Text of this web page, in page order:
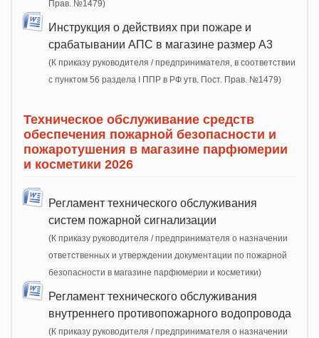
Прав. №1479)
Инструкция о действиях при пожаре и
срабатывании АПС в магазине размер А3
(К приказу руководителя / предпринимателя, в соответствии
с пунктом 56 раздела I ППР в РФ утв. Пост. Прав. №1479)
Техническое обслуживание средств
обеспечения пожарной безопасности и
пожаротушения в магазине парфюмерии
и косметики 2026
Регламент технического обслуживания
систем пожарной сигнализации
(К приказу руководителя / предпринимателя о назначении
ответственных и утверждении документации по пожарной
безопасности в магазине парфюмерии и косметики)
Регламент технического обслуживания
внутреннего противопожарного водопровода
(К приказу руководителя / предпринимателя о назначении